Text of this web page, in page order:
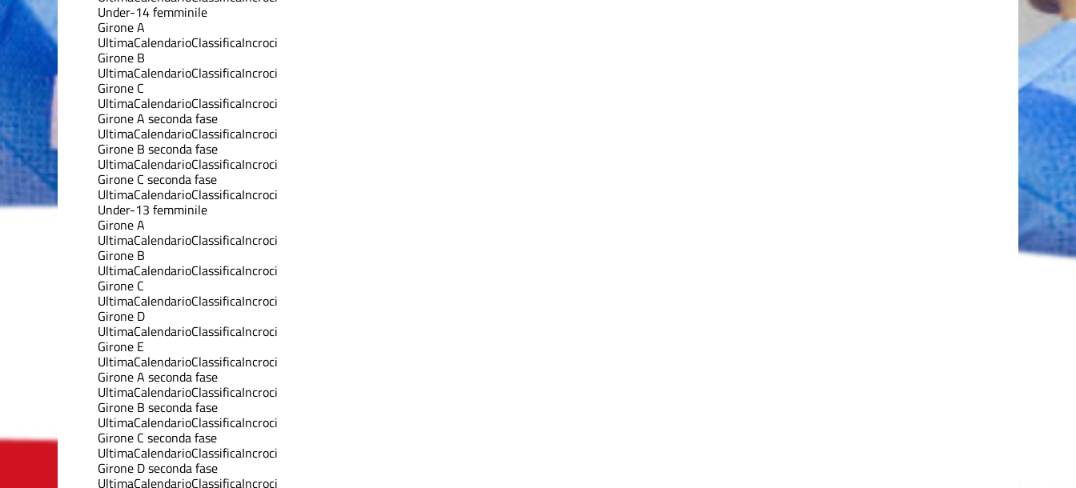
Under-14 femminile
Girone A
UltimaCalendarioClassificaIncroci
Girone B
UltimaCalendarioClassificaIncroci
Girone C
UltimaCalendarioClassificaIncroci
Girone A seconda fase
UltimaCalendarioClassificaIncroci
Girone B seconda fase
UltimaCalendarioClassificaIncroci
Girone C seconda fase
UltimaCalendarioClassificaIncroci
Under-13 femminile
Girone A
UltimaCalendarioClassificaIncroci
Girone B
UltimaCalendarioClassificaIncroci
Girone C
UltimaCalendarioClassificaIncroci
Girone D
UltimaCalendarioClassificaIncroci
Girone E
UltimaCalendarioClassificaIncroci
Girone A seconda fase
UltimaCalendarioClassificaIncroci
Girone B seconda fase
UltimaCalendarioClassificaIncroci
Girone C seconda fase
UltimaCalendarioClassificaIncroci
Girone D seconda fase
UltimaCalendarioClassificaIncroci